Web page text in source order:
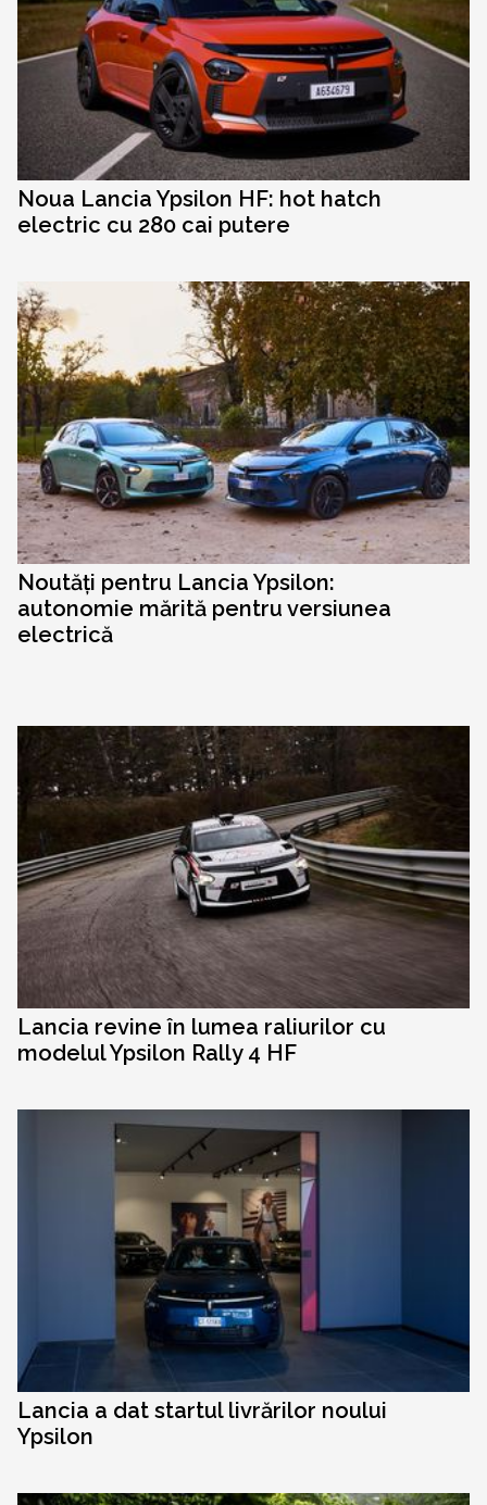
Noua Lancia Ypsilon HF: hot hatch
electric cu 280 cai putere
Noutăți pentru Lancia Ypsilon:
autonomie mărită pentru versiunea
electrică
Lancia revine în lumea raliurilor cu
modelul Ypsilon Rally 4 HF
Lancia a dat startul livrărilor noului
Ypsilon